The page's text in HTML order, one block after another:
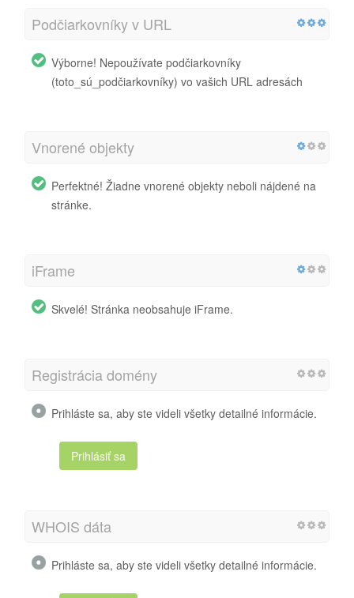
Podčiarkovníky v URL
Výborne! Nepoužívate podčiarkovníky
(toto_sú_podčiarkovníky) vo vašich URL adresách
Vnorené objekty
Perfektné! Žiadne vnorené objekty neboli nájdené na
stránke.
iFrame
Skvelé! Stránka neobsahuje iFrame.
Registrácia domény
Prihláste sa, aby ste videli všetky detailné informácie.
Prihlásiť sa
WHOIS dáta
Prihláste sa, aby ste videli všetky detailné informácie.